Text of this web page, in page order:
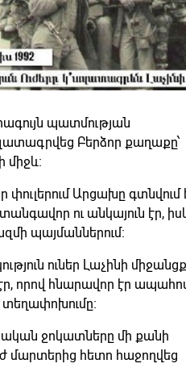
պատմության
Բերձոր քաղաքը՝
Արցախը գտնվում
ու անկայուն էր,
պայմաններում։
ուներ Լաչինի
որով հնարավոր էր
ջոկատները մի քանի
մարտերից հետո հաջողվեց